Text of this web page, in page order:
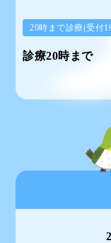
20時まで診療(受付
診療20時まで